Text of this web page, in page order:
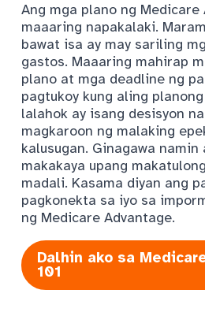
Ang mga plano ng Medicare
maaaring napakalaki.
bawat isa ay may sariling
gastos. Maaaring mahirap
plano at mga deadline ng
pagtukoy kung aling
lalahok ay isang desisyon
magkaroon ng malaking
kalusugan. Ginagawa namin
makakaya upang
madali. Kasama diyan ang
pagkonekta sa iyo sa
ng Medicare Advantage.
Dalhin ako sa
101